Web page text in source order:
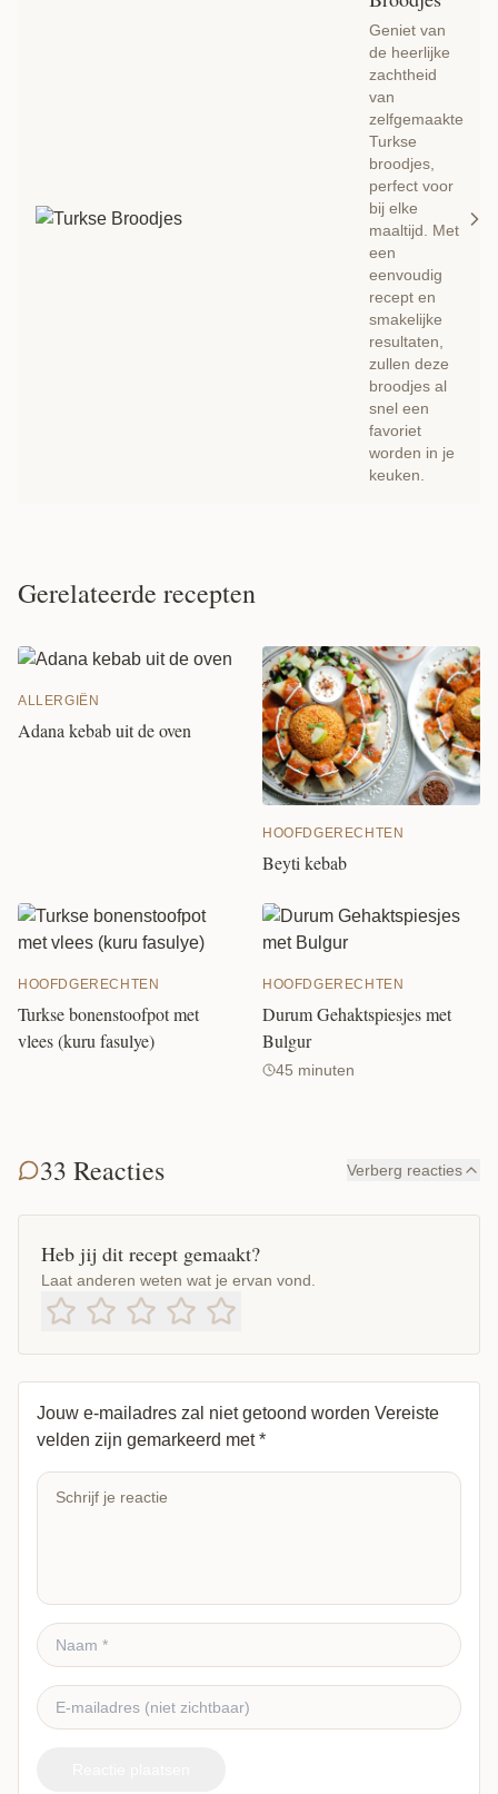
Geniet van
de heerlijke
zachtheid
van
zelfgemaakte
Turkse
broodjes,
perfect voor
bij elke
maaltijd. Met
een
eenvoudig
recept en
smakelijke
resultaten,
zullen deze
broodjes al
snel een
favoriet
worden in je
keuken.
Gerelateerde recepten
ALLERGIËN
Adana kebab uit de oven
HOOFDGERECHTEN
Beyti kebab
HOOFDGERECHTEN
Turkse bonenstoofpot met
vlees (kuru fasulye)
HOOFDGERECHTEN
Durum Gehaktspiesjes met
Bulgur
45 minuten
33 Reacties Verberg reacties
Heb jij dit recept gemaakt?
Laat anderen weten wat je ervan vond.
Jouw e-mailadres zal niet getoond worden Vereiste
velden zijn gemarkeerd met*